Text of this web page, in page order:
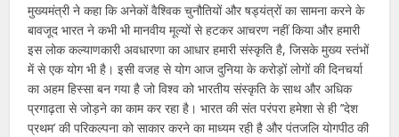
मुख्यमंत्री ने कहा कि अनेकों वैश्विक चुनौतियों और षड्यंत्रों का सामना करने के
बावजूद भारत ने कभी भी मानवीय मूल्यों से हटकर आचरण नहीं किया और हमारी
इस लोक कल्याणकारी अवधारणा का आधार हमारी संस्कृति है, जिसके मुख्य स्तंभों
में से एक योग भी है। इसी वजह से योग आज दुनिया के करोड़ों लोगों की दिनचर्या
का अहम हिस्सा बन गया है जो विश्व को भारतीय संस्कृति के साथ और अधिक
प्रगाढ़ता से जोड़ने का काम कर रहा है। भारत की संत परंपरा हमेशा से ही ’’देश
प्रथम’ की परिकल्पना को साकार करने का माध्यम रही है और पंतजलि योगपीठ की